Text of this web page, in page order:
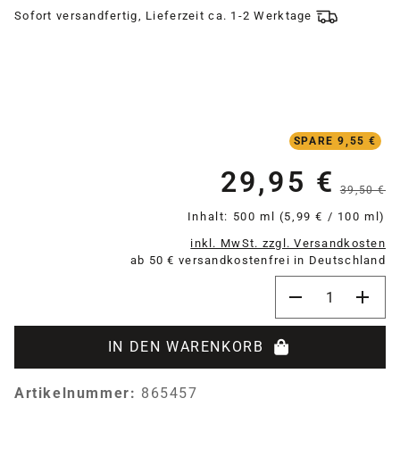
Sofort versandfertig, Lieferzeit ca. 1-2 Werktage
SPARE 9,55 €
Verkaufspreis:
29,95 € 39,50 €
Inhalt: 500 ml (5,99 € / 100 ml)
inkl. MwSt. zzgl. Versandkosten
ab 50 € versandkostenfrei in Deutschland
IN DEN WARENKORB
Artikelnummer: 865457